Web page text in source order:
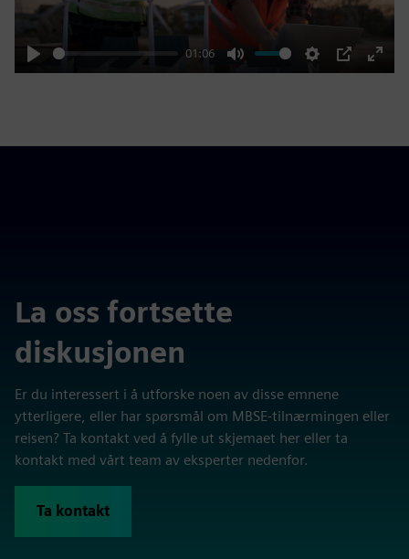
Play
01:06
Mute Settings
PIP
Enter
La oss fortsette
diskusjonen
Er du interessert i å utforske noen av disse emnene
ytterligere, eller har spørsmål om MBSE-tilnærmingen eller
reisen? Ta kontakt ved å fylle ut skjemaet her eller ta
kontakt med vårt team av eksperter nedenfor.
Ta kontakt